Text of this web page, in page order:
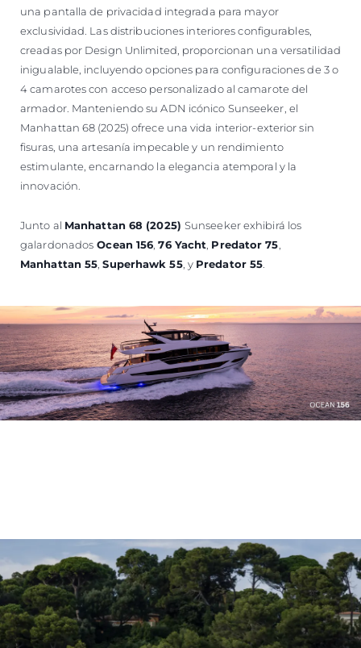
una pantalla de privacidad integrada para mayor
exclusividad. Las distribuciones interiores configurables,
creadas por Design Unlimited, proporcionan una versatilidad
inigualable, incluyendo opciones para configuraciones de 3 o
4 camarotes con acceso personalizado al camarote del
armador. Manteniendo su ADN icónico Sunseeker, el
Manhattan 68 (2025) ofrece una vida interior-exterior sin
fisuras, una artesanía impecable y un rendimiento
estimulante, encarnando la elegancia atemporal y la
innovación.
Junto al Manhattan 68 (2025) Sunseeker exhibirá los
galardonados Ocean 156,76 Yacht, Predator 75,
Manhattan 55,Superhawk 55, y Predator 55.